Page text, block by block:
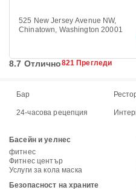
525 New Jersey Avenue NW,
Chinatown, Washington 20001
8.7 Отлично821 Прегледи
Бар
24-часова рецепция
Басейн и уелнес
фитнес
Фитнес център
Услуги за кола маска
Безопасност на храните